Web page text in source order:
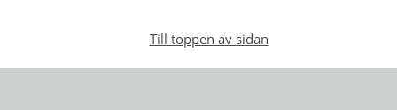
Till toppen av sidan